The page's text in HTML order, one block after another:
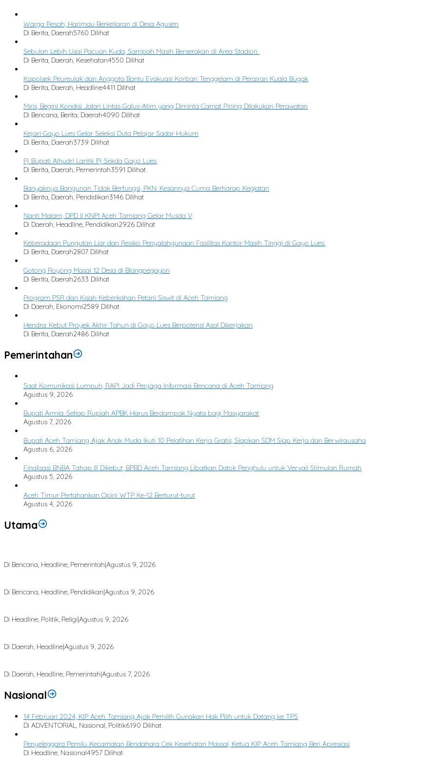
Warga Resah, Harimau Berkeliaran di Desa Agusen
Di Berita, Daerah5760 Dilihat
Sebulan Lebih Usai Pacuan Kuda, Sampah Masih Berserakan di Area Stadion
Di Berita, Daerah, Kesehatan4550 Dilihat
Kapolsek Peureulak dan Anggota Bantu Evakuasi Korban Tenggelam di Perairan Kuala Bugak
Di Berita, Daerah, Headline4411 Dilihat
Miris, Begini Kondisi Jalan Lintas Galus-Atim yang Diminta Camat Pining Dilakukan Perawatan
Di Bencana, Berita, Daerah4090 Dilihat
Kejari Gayo Lues Gelar Seleksi Duta Pelajar Sadar Hukum
Di Berita, Daerah3739 Dilihat
Pj Bupati Alhudri Lantik Pj Sekda Gayo Lues
Di Berita, Daerah, Pemerintah3591 Dilihat
Banyaknya Bangunan Tidak Berfungsi, PKN: Kesannya Cuma Berharap Kegiatan
Di Berita, Daerah, Pendidikan3146 Dilihat
Nanti Malam, DPD II KNPI Aceh Tamiang Gelar Musda V
Di Daerah, Headline, Pendidikan2926 Dilihat
Keberadaan Pungutan Liar dan Resiko Penyalahgunaan Fasilitas Kantor Masih Tinggi di Gayo Lues.
Di Berita, Daerah2807 Dilihat
Gotong Royong Masal 12 Desa di Blangpegayon
Di Berita, Daerah2633 Dilihat
Program PSR dan Kisah Keberkahan Petani Sawit di Aceh Tamiang
Di Daerah, Ekonomi2589 Dilihat
Hendra: Kebut Proyek Akhir Tahun di Gayo Lues Berpotensi Asal Dikerjakan
Di Berita, Daerah2486 Dilihat
Pemerintahan
Saat Komunikasi Lumpuh, RAPI Jadi Penjaga Informasi Bencana di Aceh Tamiang
Agustus 9, 2026
Bupati Armia: Setiap Rupiah APBK Harus Berdampak Nyata bagi Masyarakat
Agustus 7, 2026
Bupati Aceh Tamiang Ajak Anak Muda Ikuti 10 Pelatihan Kerja Gratis, Siapkan SDM Siap Kerja dan Berwirausaha
Agustus 6, 2026
Finalisasi BNBA Tahap III Dikebut, BPBD Aceh Tamiang Libatkan Datok Penghulu untuk Vervali Stimulan Rumah
Agustus 5, 2026
Aceh Timur Pertahankan Opini WTP Ke-12 Berturut-turut
Agustus 4, 2026
Utama
Di Bencana, Headline, Pemerintah|Agustus 9, 2026
Di Bencana, Headline, Pendidikan|Agustus 9, 2026
Di Headline, Politik, Religi|Agustus 9, 2026
Di Daerah, Headline|Agustus 9, 2026
Di Daerah, Headline, Pemerintah|Agustus 7, 2026
Nasional
14 Februari 2024, KIP Aceh Tamiang Ajak Pemilih Gunakan Hak Pilih untuk Datang ke TPS
Di ADVENTORIAL, Nasional, Politik6190 Dilihat
Penyeleggara Pemilu Kecamatan Bendahara Cek Kesehatan Massal, Ketua KIP Aceh Tamiang Beri Apresiasi
Di Headline, Nasional4957 Dilihat